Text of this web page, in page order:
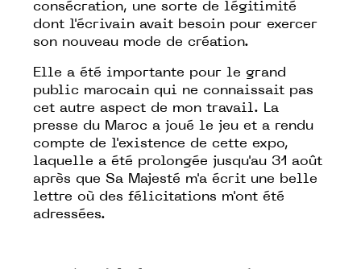
consécration, une sorte de légitimité
dont l'écrivain avait besoin pour exercer
son nouveau mode de création.
Elle a été importante pour le grand
public marocain qui ne connaissait pas
cet autre aspect de mon travail. La
presse du Maroc a joué le jeu et a rendu
compte de l'existence de cette expo,
laquelle a été prolongée jusqu'au 31 août
après que Sa Majesté m'a écrit une belle
lettre où des félicitations m'ont été
adressées.